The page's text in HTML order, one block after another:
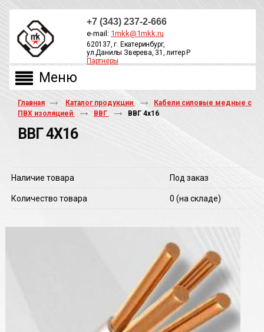
+7 (343) 237-2-666
e-mail: 1mkk@1mkk.ru
620137, г. Екатеринбург,
ул.Данилы Зверева, 31, литер Р
Партнеры
Главная Каталог продукции
Кабели силовые медные с
ПВХ изоляцией
ВВГ ВВГ 4х16
ВВГ 4Х16
Наличие товара Под заказ
Количество товара 0(на складе)